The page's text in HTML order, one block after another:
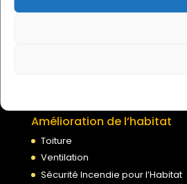
Amélioration de l’habitat
Toiture
Ventilation
Sécurité Incendie pour l’Habitat